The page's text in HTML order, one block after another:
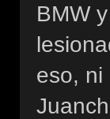
BMW
eso, ni